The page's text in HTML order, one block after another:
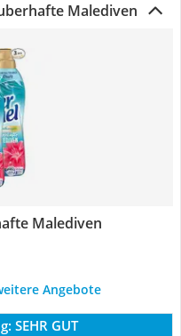
Malediven
Malediven
Angebote
SEHR GUT